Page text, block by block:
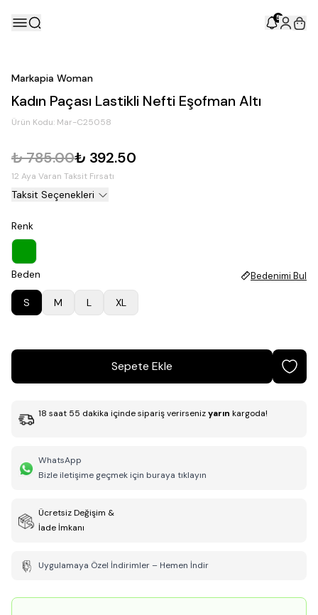
5
Markapia Woman
Kadın Paçası Lastikli Nefti Eşofman Altı
Ürün Kodu: Mar-C25058
₺ 785.00₺ 392.50
12 Aya Varan Taksit Fırsatı
Taksit Seçenekleri
Renk
Beden Bedenimi Bul
S M L XL
Sepete Ekle
18 saat 55 dakika içinde sipariş verirsenizyarın kargoda!
WhatsApp
Bizle iletişime geçmek için buraya tıklayın
Ücretsiz Değişim &
İade İmkanı
Uygulamaya Özel İndirimler – Hemen İndir